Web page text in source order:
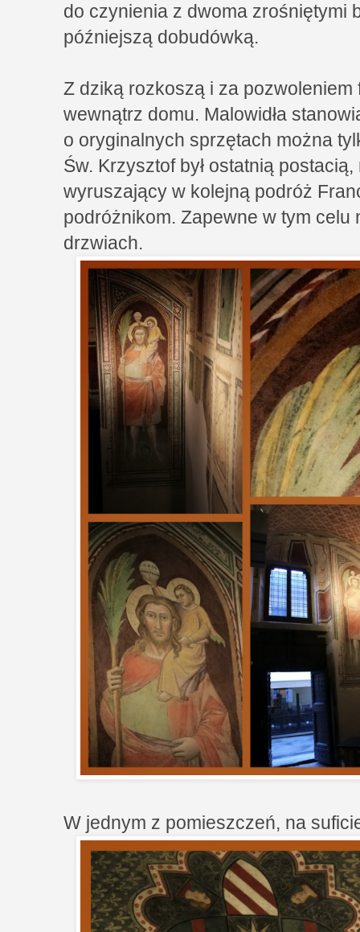
do czynienia z dwoma zrośniętymi
późniejszą dobudówką.
Z dziką rozkoszą i za pozwoleniem
wewnątrz domu. Malowidła
o oryginalnych sprzętach można
Św. Krzysztof był ostatnią
wyruszający w kolejną podróż
podróżnikom. Zapewne w tym celu
drzwiach.
W jednym z pomieszczeń, na